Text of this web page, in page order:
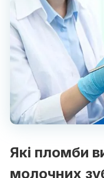
Які пломби
молочних